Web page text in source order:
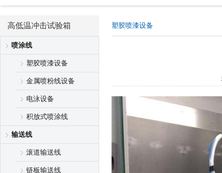
高低温冲击试验箱
喷涂线
塑胶喷漆设备
金属喷粉线设备
电泳设备
积放式喷涂线
输送线
滚道输送线
链板输送线
塑胶喷漆设备